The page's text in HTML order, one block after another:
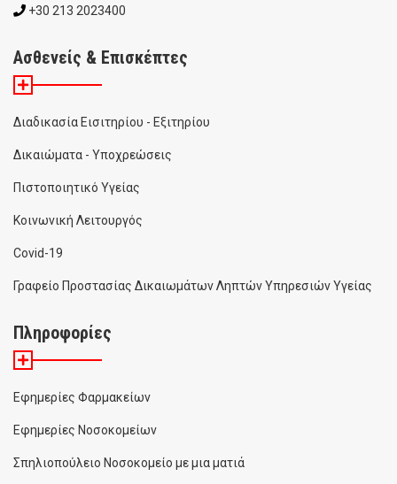
+30 213 2023400
Ασθενείς & Επισκέπτες
Διαδικασία Εισιτηρίου - Εξιτηρίου
Δικαιώματα - Υποχρεώσεις
Πιστοποιητικό Υγείας
Κοινωνική Λειτουργός
Covid-19
Γραφείο Προστασίας Δικαιωμάτων Ληπτών Υπηρεσιών Υγείας
Πληροφορίες
Εφημερίες Φαρμακείων
Εφημερίες Νοσοκομείων
Σπηλιοπούλειο Νοσοκομείο με μια ματιά